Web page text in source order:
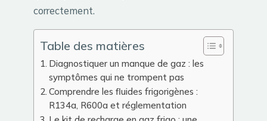
correctement.
Table des matières
Diagnostiquer un manque de gaz : les
symptômes qui ne trompent pas
Comprendre les fluides frigorigènes :
R134a, R600a et réglementation